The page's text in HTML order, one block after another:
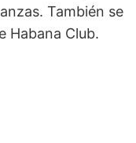
También se
Habana Club.